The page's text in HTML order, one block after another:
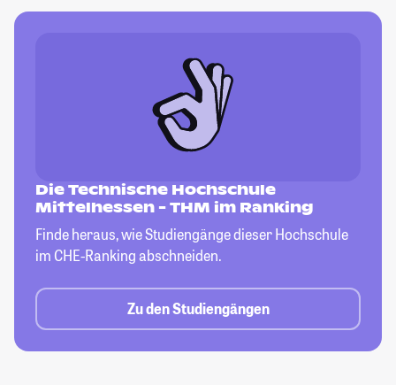
Die Technische Hochschule
Mittelhessen - THM im Ranking
Finde heraus, wie Studiengänge dieserHochschule
im CHE-Ranking abschneiden.
Zu den Studiengängen